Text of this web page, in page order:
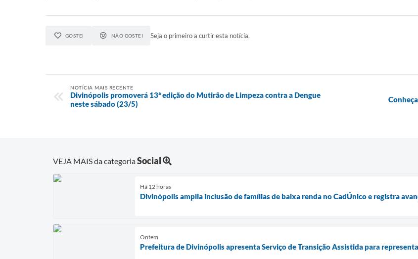
GOSTEI NÃO GOSTEI Seja o primeiro a curtir esta notícia.
NOTÍCIA MAIS RECENTE
Divinópolis promoverá 13ª edição do Mutirão de Limpeza contra a Dengue
neste sábado (23/5)
VEJA MAIS da categoriaSocial
Há 12 horas
Divinópolis amplia inclusão de famílias de baixa renda no CadÚnico e registra
Ontem
Prefeitura de Divinópolis apresenta Serviço de Transição Assistida para